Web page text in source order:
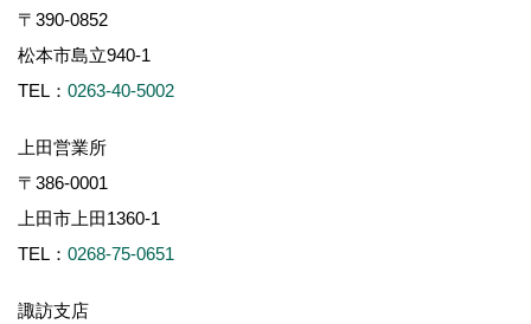
〒390-0852
松本市島立940-1
TEL： 0263-40-5002
上田営業所
〒386-0001
上田市上田1360-1
TEL： 0268-75-0651
諏訪支店